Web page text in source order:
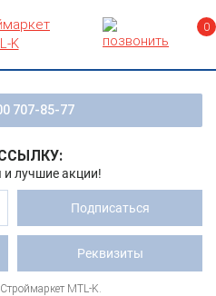
0
707-85-77
лучшие акции!
Подписаться
Реквизиты
MTL-K.